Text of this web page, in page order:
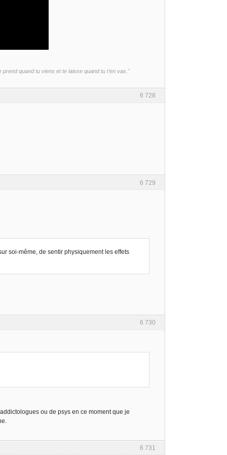
quand tu viens et te laisse quand tu t’en vas."
6 728
6 729
soi-même, de sentir physiquement les effets
6 730
ou de psys en ce moment que je
6 731